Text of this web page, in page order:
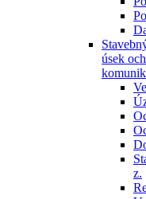
úsek
z.